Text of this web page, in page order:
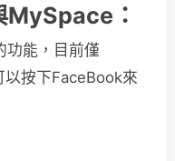
：
功能，目前僅
按下FaceBook來